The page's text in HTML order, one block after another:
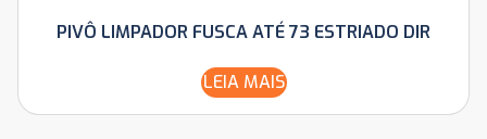
PIVÔ LIMPADOR FUSCA ATÉ 73 ESTRIADO DIR
LEIA MAIS